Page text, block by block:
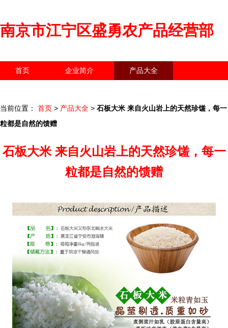
南京市江宁区盛勇农产品经营部
首页 企业简介 产品大全
当前位置： 首页 > 产品大全 > 石板大米 来自火山岩上的天然珍馐，每一
粒都是自然的馈赠
石板大米 来自火山岩上的天然珍馐，每一
粒都是自然的馈赠